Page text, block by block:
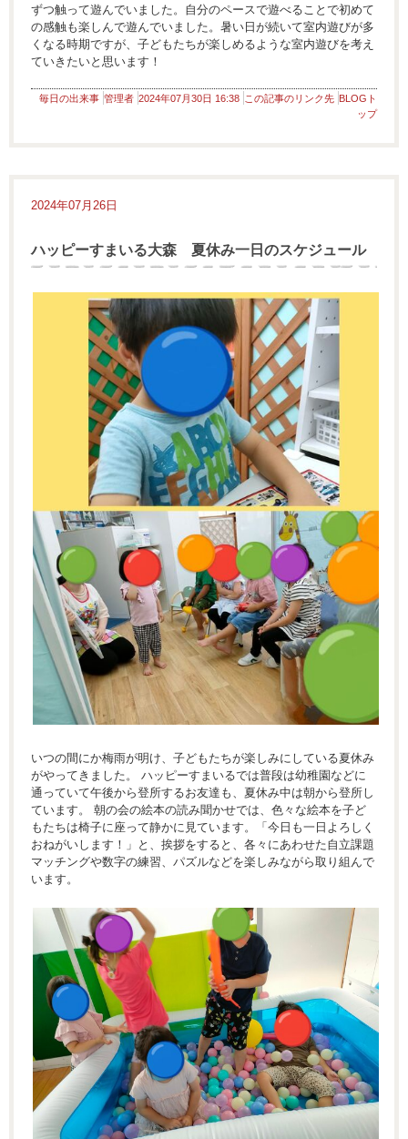
ずつ触って遊んでいました。自分のペースで遊べることで初めて
の感触も楽しんで遊んでいました。暑い日が続いて室内遊びが多
くなる時期ですが、子どもたちが楽しめるような室内遊びを考え
ていきたいと思います！
毎日の出来事 管理者 2024年07月30日 16:38 この記事のリンク先 BLOGト
ップ
2024年07月26日
ハッピーすまいる大森 夏休み一日のスケジュール
いつの間にか梅雨が明け、子どもたちが楽しみにしている夏休み
がやってきました。 ハッピーすまいるでは普段は幼稚園などに
通っていて午後から登所するお友達も、夏休み中は朝から登所し
ています。 朝の会の絵本の読み聞かせでは、色々な絵本を子ど
もたちは椅子に座って静かに見ています。「今日も一日よろしく
おねがいします！」と、挨拶をすると、各々にあわせた自立課題
マッチングや数字の練習、パズルなどを楽しみながら取り組んで
います。